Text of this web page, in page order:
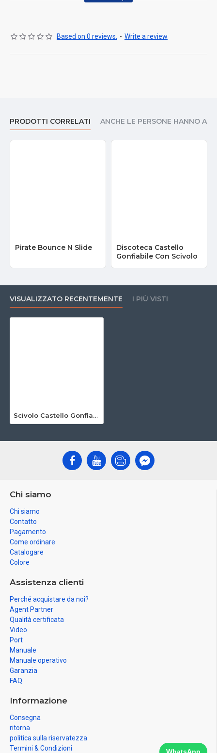
Based on 0 reviews. - Write a review
PRODOTTI CORRELATI ANCHE LE PERSONE HANNO
Pirate Bounce N Slide
Discoteca Castello
Gonfiabile Con Scivolo
VISUALIZZATO RECENTEMENTE I PIÙ VISTI
Scivolo Castello Gonfiabile Dell Azienda Agricola
Chi siamo
Chi siamo
Contatto
Pagamento
Come ordinare
Catalogare
Colore
Assistenza clienti
Perché acquistare da noi?
Agent Partner
Qualità certificata
Video
Port
Manuale
Manuale operativo
Garanzia
FAQ
Informazione
Consegna
ritorna
politica sulla riservatezza
Termini & Condizioni